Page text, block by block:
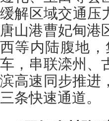
缓解区域交通压
唐山港曹妃甸港
西等内陆腹地
车，串联滦州、
滨高速同步推进
三条快速通道。